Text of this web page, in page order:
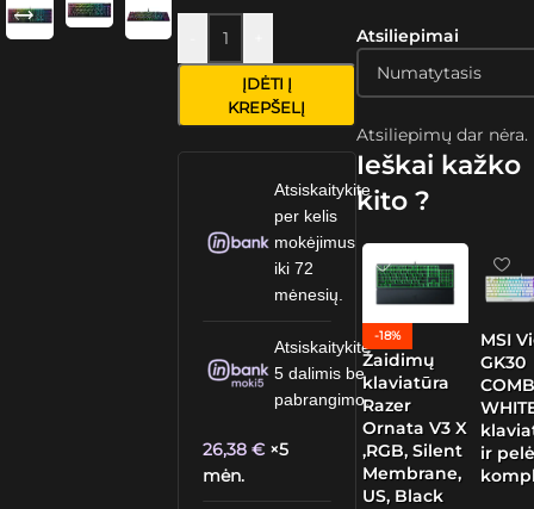
ĮDĖTI Į
KREPŠELĮ
Atsiskaitykite
per kelis
mokėjimus
iki 72
mėnesių.
Atsiskaitykite
5 dalimis be
pabrangimo.
26,38€ ×5
mėn.
Atsiliepimai
Atsiliepimų dar nėra.
Ieškai kažko
kito ?
-18%
Žaidimų
klaviatūra
Razer
Ornata V3 X
,RGB, Silent
Membrane,
US, Black
MSI
GK30
ir